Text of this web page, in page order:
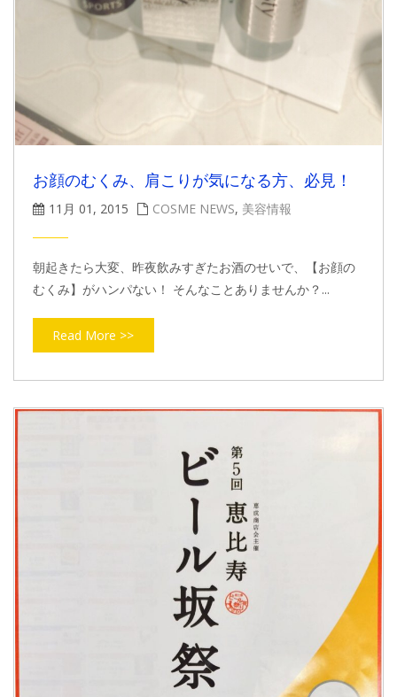
お顔のむくみ、肩こりが気になる方、必見！
11月 01, 2015 COSME NEWS, 美容情報
朝起きたら大変、昨夜飲みすぎたお酒のせいで、【お顔の
むくみ】がハンパない！ そんなことありませんか？...
Read More >>